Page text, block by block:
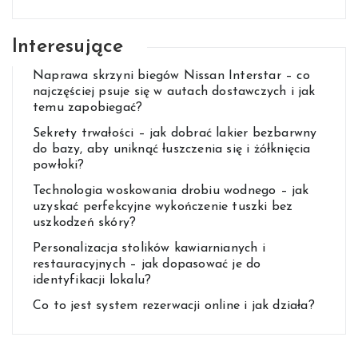
Interesujące
Naprawa skrzyni biegów Nissan Interstar – co
najczęściej psuje się w autach dostawczych i jak
temu zapobiegać?
Sekrety trwałości – jak dobrać lakier bezbarwny
do bazy, aby uniknąć łuszczenia się i żółknięcia
powłoki?
Technologia woskowania drobiu wodnego – jak
uzyskać perfekcyjne wykończenie tuszki bez
uszkodzeń skóry?
Personalizacja stolików kawiarnianych i
restauracyjnych – jak dopasować je do
identyfikacji lokalu?
Co to jest system rezerwacji online i jak działa?